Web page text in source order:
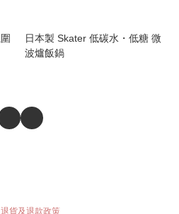
日本製 Skater 低碳水・低糖 微
波爐飯鍋
退貨及退款政策